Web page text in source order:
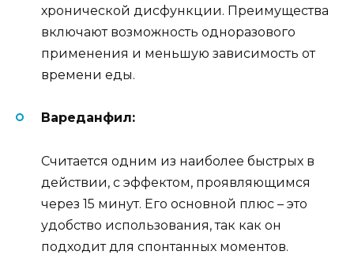
хронической дисфункции. Преимущества
включают возможность одноразового
применения и меньшую зависимость от
времени еды.
Вареданфил:
Считается одним из наиболее быстрых в
действии, с эффектом, проявляющимся
через 15 минут. Его основной плюс – это
удобство использования, так как он
подходит для спонтанных моментов.